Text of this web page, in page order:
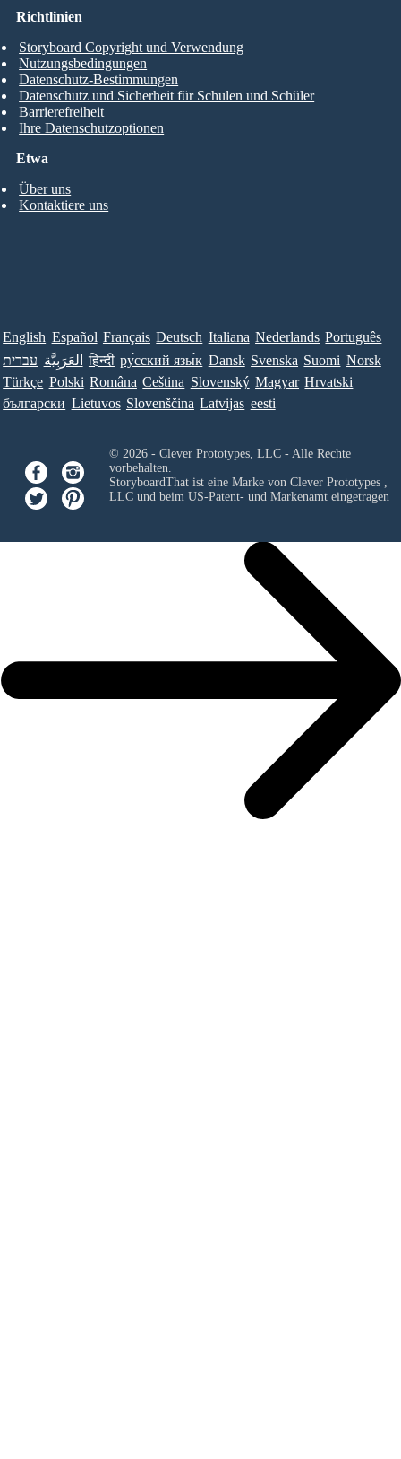
Etwa
Über uns
Kontaktiere uns
Richtlinien
Storyboard Copyright und Verwendung
Nutzungsbedingungen
Datenschutz-Bestimmungen
Datenschutz und Sicherheit für Schulen und Schüler
Barrierefreiheit
Ihre Datenschutzoptionen
English Español Français Deutsch Italiana Nederlands Português
עברית العَرَبِيَّة हिन्दी ру́сский язы́к Dansk Svenska Suomi Norsk
Türkçe Polski Româna Ceština Slovenský Magyar Hrvatski
български Lietuvos Slovenščina Latvijas eesti
© 2026 - Clever Prototypes, LLC - Alle Rechte
vorbehalten.
StoryboardThat ist eine Marke von Clever Prototypes ,
LLCund beim US-Patent- und Markenamt eingetragen